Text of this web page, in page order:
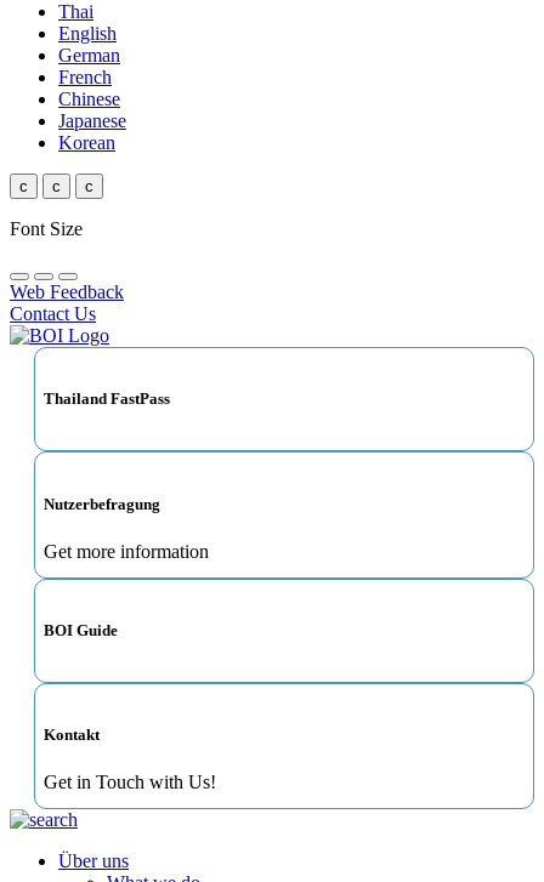
Thai
English
German
French
Chinese
Japanese
Korean
c c c
Font Size
Web Feedback
Contact Us
Thailand FastPass
Nutzerbefragung
Get more information
BOI Guide
Kontakt
Get in Touch with Us!
Über uns